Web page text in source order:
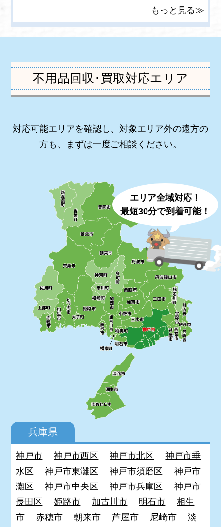
もっと見る≫
不用品回収･買取対応エリア
対応可能エリアを確認し、対象エリア外の遠方の
方も、まずは一度ご相談ください。
エリア全域対応！
最短30分で到着可能！
兵庫県
神戸市 神戸市西区 神戸市北区
神戸市垂
水区
神戸市東灘区 神戸市須磨区
神戸市
灘区
神戸市中央区 神戸市兵庫区
神戸市
長田区
姫路市 加古川市 明石市
相生
市
赤穂市 朝来市 芦屋市 尼崎市
淡